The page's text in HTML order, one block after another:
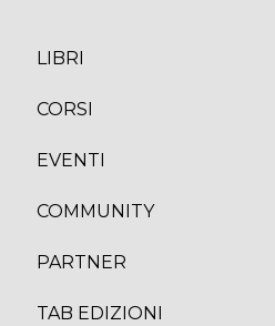
LIBRI
CORS
EVENTI
COMMUNITY
PARTNER
TAB EDIZION